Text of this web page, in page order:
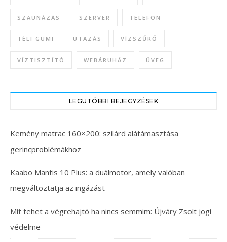
SZAUNÁZÁS SZERVER TELEFON
TÉLI GUMI UTAZÁS VÍZSZŰRŐ
VÍZTISZTÍTÓ WEBÁRUHÁZ ÜVEG
LEGUTÓBBI BEJEGYZÉSEK
Kemény matrac 160×200: szilárd alátámasztása
gerincproblémákhoz
Kaabo Mantis 10 Plus: a duálmotor, amely valóban
megváltoztatja az ingázást
Mit tehet a végrehajtó ha nincs semmim: Újváry Zsolt jogi
védelme